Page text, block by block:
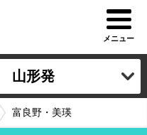
メニュー
山形発
富良野・美瑛